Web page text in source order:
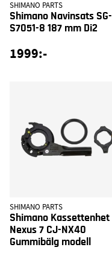
SHIMANO PARTS
Shimano Navinsats SG-
S7051-8 187 mm Di2
1999:-
SHIMANO PARTS
Shimano Kassettenhet
Nexus 7 CJ-NX40
Gummibälg modell